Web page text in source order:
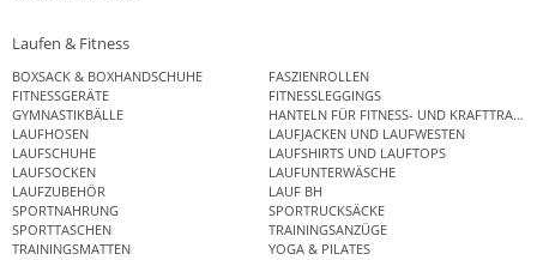
Laufen & Fitness
BOXSACK & BOXHANDSCHUHE
FASZIENROLLEN
FITNESSGERÄTE
FITNESSLEGGINGS
GYMNASTIKBÄLLE
HANTELN FÜR FITNESS- UND
LAUFHOSEN
LAUFJACKEN UND LAUFWESTEN
LAUFSCHUHE
LAUFSHIRTS UND LAUFTOPS
LAUFSOCKEN
LAUFUNTERWÄSCHE
LAUFZUBEHÖR
LAUF BH
SPORTNAHRUNG
SPORTRUCKSÄCKE
SPORTTASCHEN
TRAININGSANZÜGE
TRAININGSMATTEN
YOGA & PILATES